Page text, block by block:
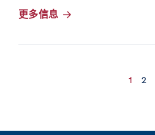
更多信息
1 2